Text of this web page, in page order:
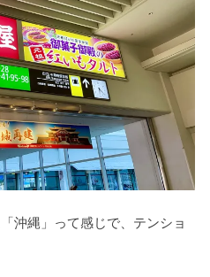
沖縄」って感じで、テンショ